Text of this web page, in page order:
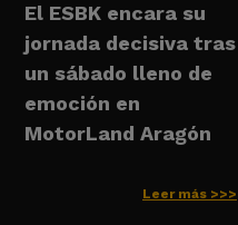
El ESBK encara su
jornada decisiva tras
un sábado lleno de
emoción en
MotorLand Aragón
Leer más >>>